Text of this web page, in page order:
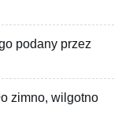
podany przez
zimno, wilgotno